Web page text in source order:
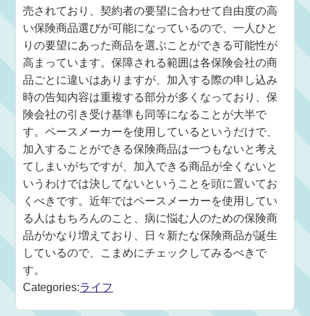
売されており、契約者の要望に合わせて自由度の高
い保険商品選びが可能になっているので、一人ひと
りの要望にあった商品を選ぶことができる可能性が
高まっています。保障される範囲は各保険会社の商
品ごとに違いはありますが、加入する際の申し込み
時の告知内容は重複する部分が多くなっており、保
険会社の引き受け基準も同等になることが大半で
す。ペースメーカーを使用しているというだけで、
加入することができる保険商品は一つもないと考え
てしまいがちですが、加入できる商品が全くないと
いうわけでは決してないということを頭に置いてお
くべきです。近年ではペースメーカーを使用してい
る人はもちろんのこと、病に悩む人のための保険商
品がかなり増えており、日々新たな保険商品が誕生
しているので、こまめにチェックしてみるべきで
す。
Categories:ライフ